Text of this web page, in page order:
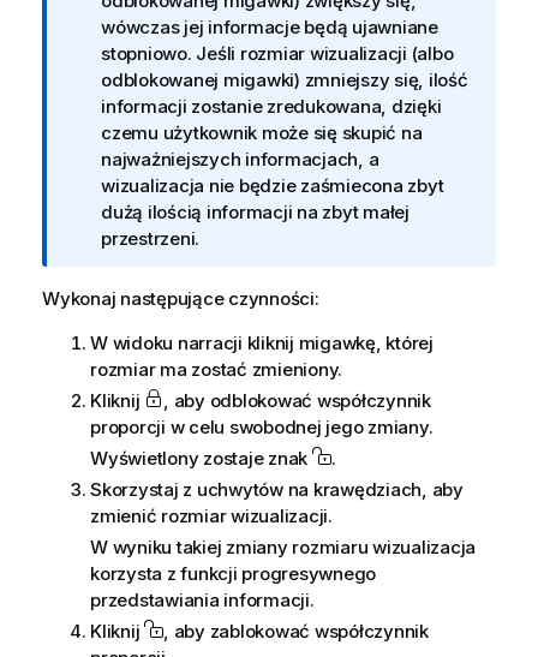
o
r
m
a
c
j
a
wówczas jej informacje będą ujawniane
stopniowo. Jeśli rozmiar wizualizacji (albo
odblokowanej migawki) zmniejszy się, ilość
informacji zostanie zredukowana, dzięki
czemu użytkownik może się skupić na
najważniejszych informacjach, a
wizualizacja nie będzie zaśmiecona zbyt
dużą ilością informacji na zbyt małej
przestrzeni.
Wykonaj następujące czynności:
W widoku narracji kliknij migawkę, której
rozmiar ma zostać zmieniony.
Kliknij
, aby odblokować współczynnik
proporcji w celu swobodnej jego zmiany.
Wyświetlony zostaje znak
.
Skorzystaj z uchwytów na krawędziach, aby
zmienić rozmiar wizualizacji.
W wyniku takiej zmiany rozmiaru wizualizacja
korzysta z funkcji progresywnego
przedstawiania informacji.
Kliknij
, aby zablokować współczynnik